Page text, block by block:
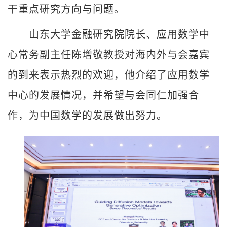
干重点研究方向与问题。
山东大学金融研究院院长、应用数学中
心常务副主任陈增敬教授对海内外与会嘉宾
的到来表示热烈的欢迎，他介绍了应用数学
中心的发展情况，并希望与会同仁加强合
作，为中国数学的发展做出努力。